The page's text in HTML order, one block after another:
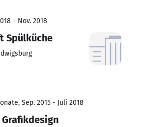
- Nov. 2018
Spülküche
Sep. 2015 - Juli 2018